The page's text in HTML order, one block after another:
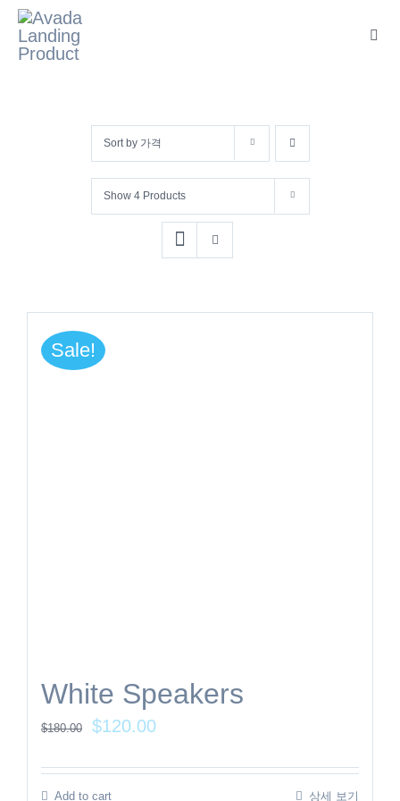
Sort by 가격
Show 4 Products
Sale!
White Speakers
$180.00 $120.00
Add to cart 상세 보기